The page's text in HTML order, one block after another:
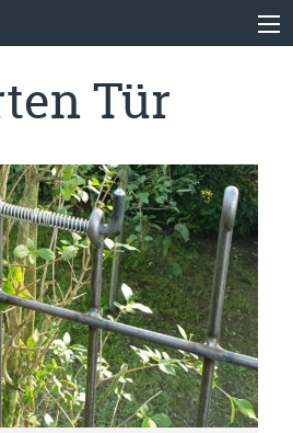
Tür